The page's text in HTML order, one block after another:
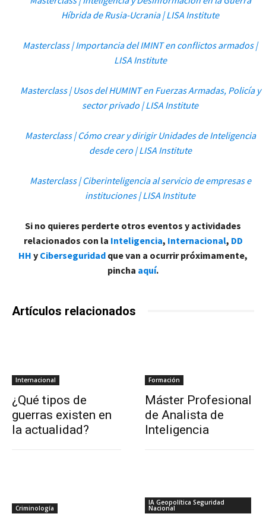
Híbrida de Rusia-Ucrania | LISA Institute
Masterclass | Importancia del IMINT en conflictos armados |
LISA Institute
Masterclass | Usos del HUMINT en Fuerzas Armadas, Policía y
sector privado | LISA Institute
Masterclass | Cómo crear y dirigir Unidades de Inteligencia
desde cero | LISA Institute
Masterclass | Ciberinteligencia al servicio de empresas e
instituciones | LISA Institute
Si no quieres perderte otros eventos y actividades
relacionados con la Inteligencia, Internacional, DD
HH y Ciberseguridad que van a ocurrir próximamente,
pincha aquí.
Artículos relacionados
Internacional
¿Qué tipos de
guerras existen en
la actualidad?
Formación
Máster Profesional
de Analista de
Inteligencia
Criminología
IA Geopolítica Seguridad
Nacional